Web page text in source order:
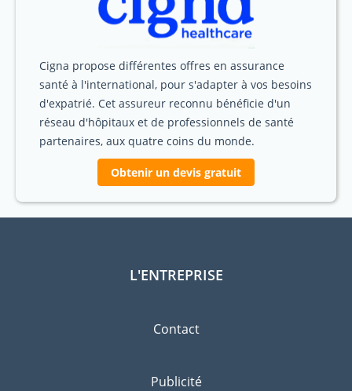
Cigna propose différentes offres en assurance
santé à l'international, pour s'adapter à vos besoins
d'expatrié. Cet assureur reconnu bénéficie d'un
réseau d'hôpitaux et de professionnels de santé
partenaires, aux quatre coins du monde.
Obtenir un devis gratuit
L'ENTREPRISE
Contact
Publicité